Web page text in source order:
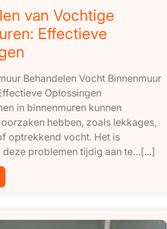
van Vochtige
Effectieve
Behandelen Vocht Binnenmuur
Oplossingen
in binnenmuren kunnen
hebben, zoals lekkages,
optrekkend vocht. Het is
deze problemen tijdig aan te…[...]